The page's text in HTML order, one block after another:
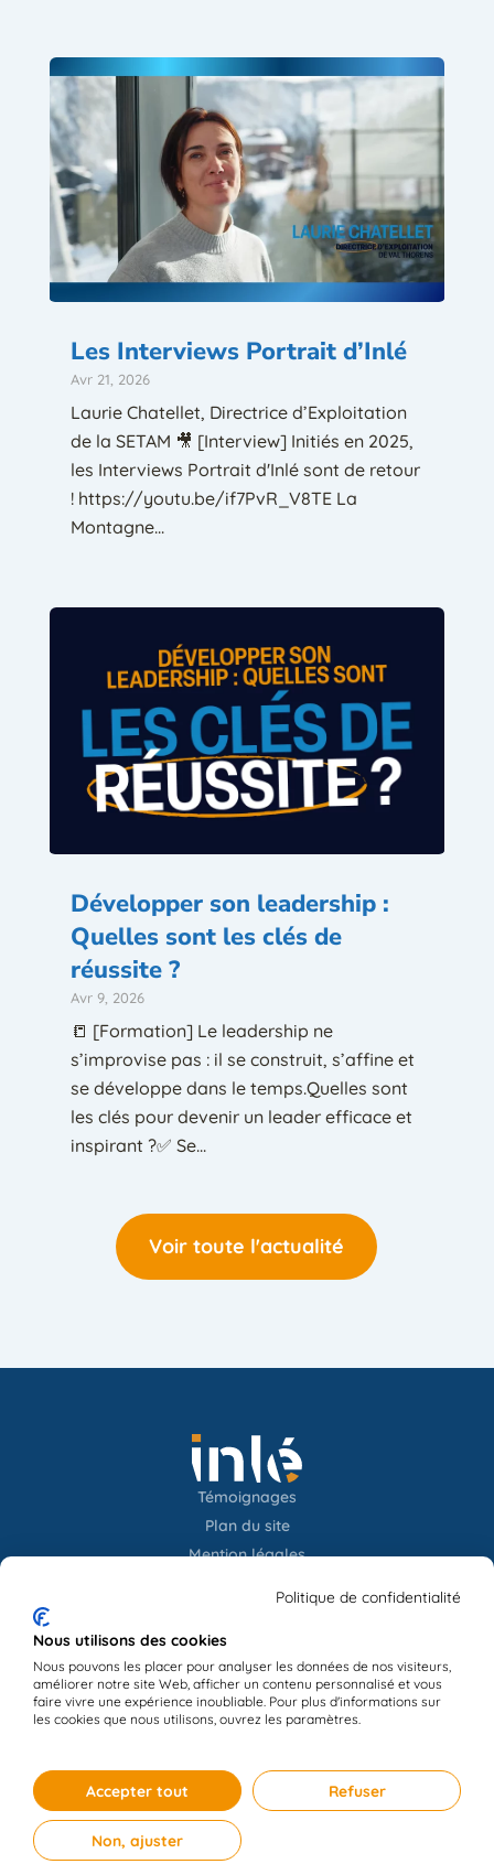
Les Interviews Portrait d’Inlé
Avr 21, 2026
Laurie Chatellet, Directrice d’Exploitation
de la SETAM 🎥 [Interview] Initiés en 2025,
les Interviews Portrait d'Inlé sont de retour
! https://youtu.be/if7PvR_V8TE La
Montagne...
Développer son leadership :
Quelles sont les clés de
réussite ?
Avr 9, 2026
📒 [Formation] Le leadership ne
s’improvise pas : il se construit, s’affine et
se développe dans le temps.Quelles sont
les clés pour devenir un leader efficace et
inspirant ?✅ Se...
Voir toute l'actualité
Témoignages
Plan du site
Mention légales
Newsletter
Contact
Politique de confidentialité
Nous utilisons des cookies
Nous pouvons les placer pour analyser les données de nos visiteurs,
améliorer notre site Web, afficher un contenu personnalisé et vous
faire vivre une expérience inoubliable. Pour plus d'informations sur
les cookies que nous utilisons, ouvrez les paramètres.
Accepter tout Refuser
Non, ajuster